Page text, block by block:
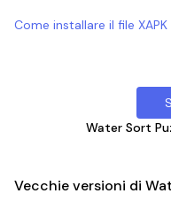
Come installare il file XAPK
Water Sort
Vecchie versioni di